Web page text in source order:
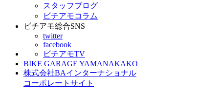
スタッフブログ
ビチアモコラム
ビチアモ総合SNS
twitter
facebook
ビチアモTV
BIKE GARAGE YAMANAKAKO
株式会社BAインターナショナル
コーポレートサイト